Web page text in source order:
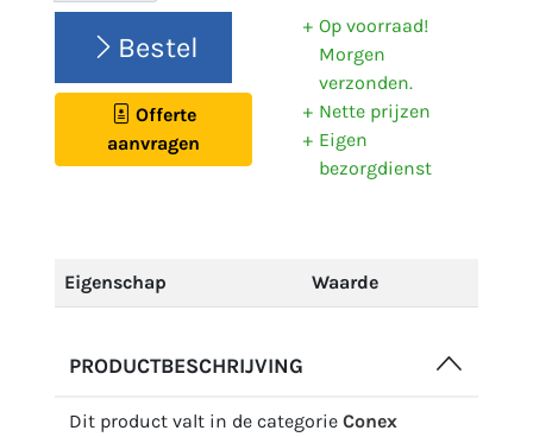
Bestel
Offerte
aanvragen
Op voorraad!
Morgen
verzonden.
Nette prijzen
Eigen
bezorgdienst
Eigenschap Waarde
PRODUCTBESCHRIJVING
Dit product valt in de categorie Conex